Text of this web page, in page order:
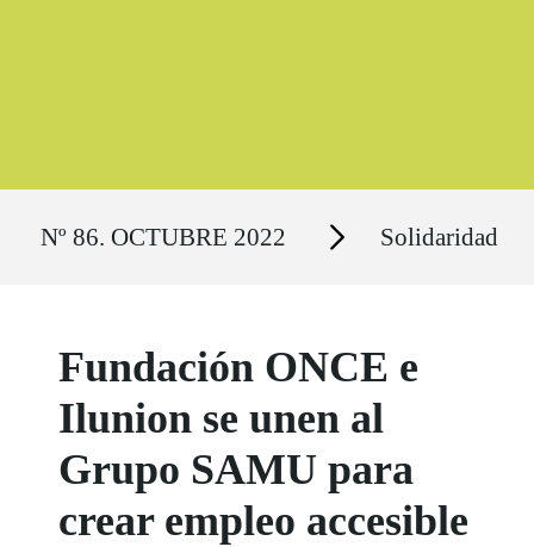
Nº 86. OCTUBRE 2022 Secciones Solidaridad
Fundación ONCE e
Ilunion se unen al
Grupo SAMU para
crear empleo accesible